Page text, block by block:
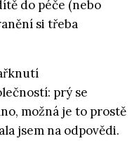
do péče (nebo
si třeba
prý se
možná je to prostě
jsem na odpovědi.